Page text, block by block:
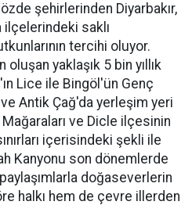
şehirlerinden Diyarbakır,
ilçelerindeki saklı
tercihi oluyor.
yaklaşık 5 bin yıllık
Lice ile Bingöl'ün Genç
Antik Çağ'da yerleşim yeri
Mağaraları ve Dicle ilçesinin
içerisindeki şekli ile
Kanyonu son dönemlerde
doğaseverlerin
halkı hem de çevre illerden